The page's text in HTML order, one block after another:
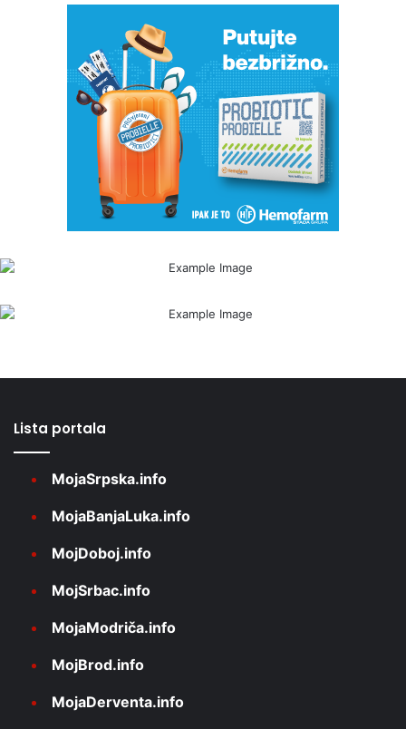
Lista portala
MojaSrpska.info
MojaBanjaLuka.info
MojDoboj.info
MojSrbac.info
MojaModriča.info
MojBrod.info
MojaDerventa.info